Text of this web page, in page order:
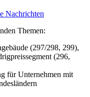
Nachrichten
Themen:
(297/298, 299),
(296,
für Unternehmen mit